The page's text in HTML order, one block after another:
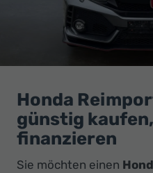
Ihr
Innovatives
Autohaus
Honda
günstig
finanzieren
Sie möchten einen